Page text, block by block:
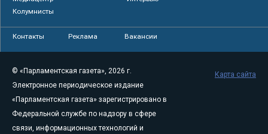
Колумнисты
Контакты Реклама Вакансии
© «Парламентская газета», 2026 г.
Электронное периодическое издание
«Парламентская газета» зарегистрировано в
Федеральной службе по надзору в сфере
связи, информационных технологий и
Карта сайта